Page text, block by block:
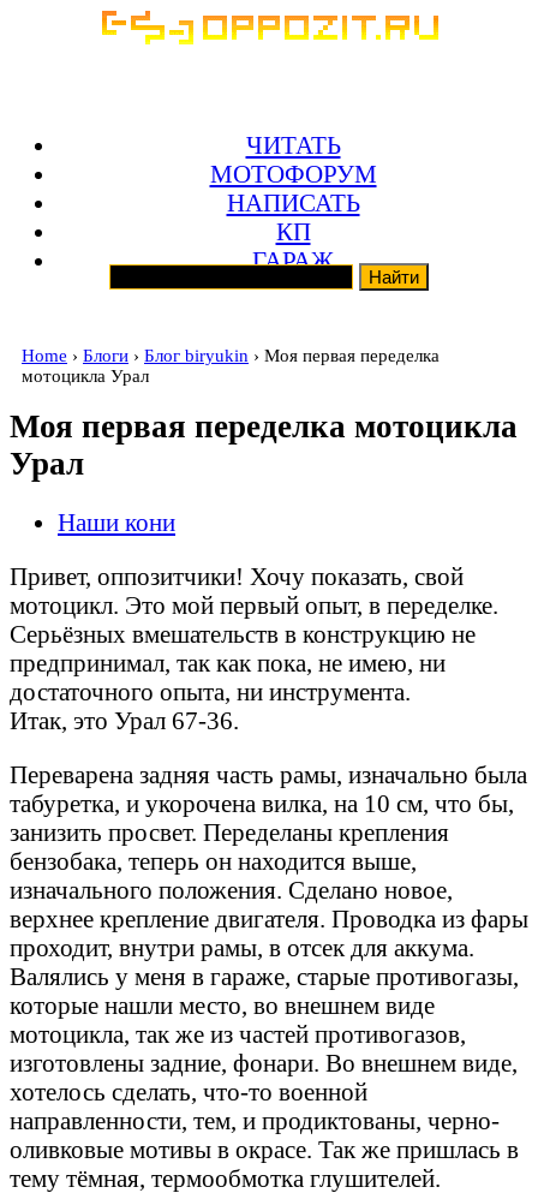
ЧИТАТЬ
МОТОФОРУМ
НАПИСАТЬ
КП
ГАРАЖ
Home › Блоги › Блог biryukin › Моя первая переделка
мотоцикла Урал
Моя первая переделка мотоцикла
Урал
Наши кони
Привет, оппозитчики! Хочу показать, свой
мотоцикл. Это мой первый опыт, в переделке.
Серьёзных вмешательств в конструкцию не
предпринимал, так как пока, не имею, ни
достаточного опыта, ни инструмента.
Итак, это Урал 67-36.
Переварена задняя часть рамы, изначально была
табуретка, и укорочена вилка, на 10 см, что бы,
занизить просвет. Переделаны крепления
бензобака, теперь он находится выше,
изначального положения. Сделано новое,
верхнее крепление двигателя. Проводка из фары
проходит, внутри рамы, в отсек для аккума.
Валялись у меня в гараже, старые противогазы,
которые нашли место, во внешнем виде
мотоцикла, так же из частей противогазов,
изготовлены задние, фонари. Во внешнем виде,
хотелось сделать, что-то военной
направленности, тем, и продиктованы, черно-
оливковые мотивы в окрасе. Так же пришлась в
тему тёмная, термообмотка глушителей.